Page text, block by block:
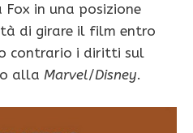
in una posizione
di girare il film entro
contrario i diritti sul
alla Marvel/Disney.